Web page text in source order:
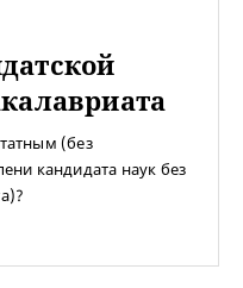
(без
кандидата наук без